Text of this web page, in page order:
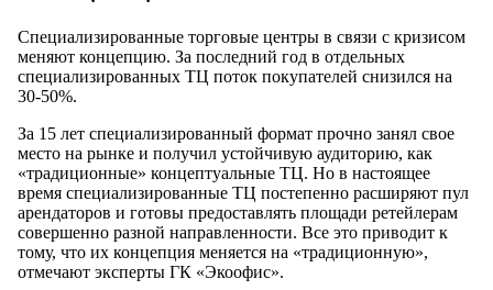
Специализированные торговые центры в связи с кризисом
меняют концепцию. За последний год в отдельных
специализированных ТЦ поток покупателей снизился на
30-50%.
За 15 лет специализированный формат прочно занял свое
место на рынке и получил устойчивую аудиторию, как
«традиционные» концептуальные ТЦ. Но в настоящее
время специализированные ТЦ постепенно расширяют пул
арендаторов и готовы предоставлять площади ретейлерам
совершенно разной направленности. Все это приводит к
тому, что их концепция меняется на «традиционную»,
отмечают эксперты ГК «Экоофис».